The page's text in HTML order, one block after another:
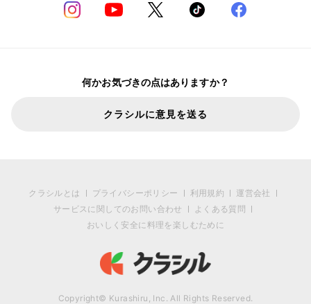
何かお気づきの点はありますか？
クラシルに意見を送る
クラシルとは プライバシーポリシー 利用規約
運営会社
サービスに関してのお問い合わせ
よくある質問
おいしく安全に料理を楽しむために
Copyright© Kurashiru, Inc. All Rights Reserved.